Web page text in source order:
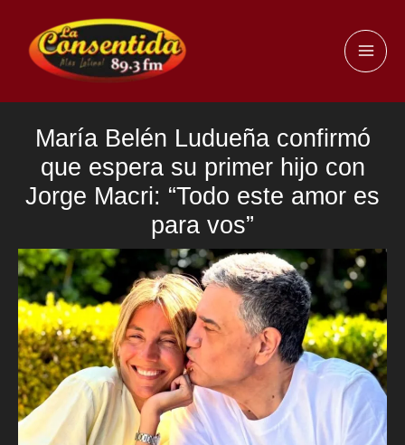
contenido
María Belén Ludueña confirmó
que espera su primer hijo con
Jorge Macri: “Todo este amor es
para vos”